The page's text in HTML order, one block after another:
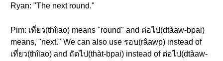
Ryan: "The next round."
Pim: เที่ยว(thîiao) means "round" and ต่อไป(dtàaw-bpai)
means, "next." We can also use รอบ(râawp) instead of
เที่ยว(thîiao) and ถัดไป(thàt-bpai) instead of ต่อไป(dtàaw-